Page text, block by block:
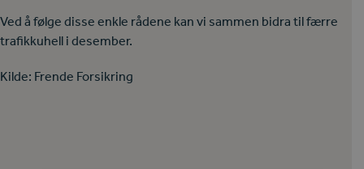
Ved å følge disse enkle rådene kan vi sammen bidra til færre
trafikkuhell i desember.
Kilde: Frende Forsikring